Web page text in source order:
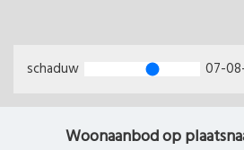
schaduw 07-
Woonaanbod op